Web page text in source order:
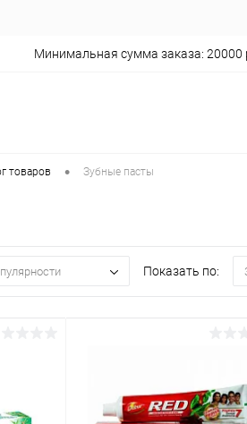
Минимальная сумма заказа: 20000
товаров • Зубные пасты
Показать по: